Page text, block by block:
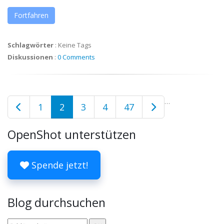
Fortfahren
Schlagwörter : Keine Tags
Diskussionen : 0 Comments
1 2 3 4 …
47
OpenShot unterstützen
Spende jetzt!
Blog durchsuchen